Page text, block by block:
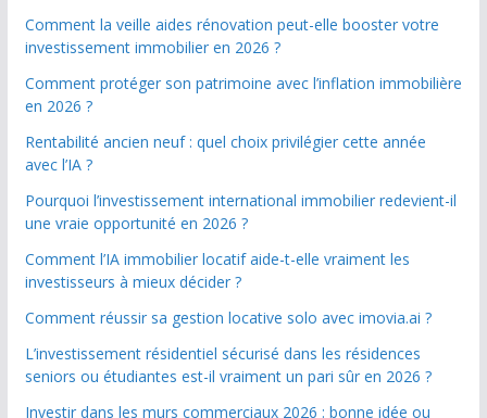
Comment la veille aides rénovation peut-elle booster votre
investissement immobilier en 2026 ?
Comment protéger son patrimoine avec l’inflation immobilière
en 2026 ?
Rentabilité ancien neuf : quel choix privilégier cette année
avec l’IA ?
Pourquoi l’investissement international immobilier redevient-il
une vraie opportunité en 2026 ?
Comment l’IA immobilier locatif aide-t-elle vraiment les
investisseurs à mieux décider ?
Comment réussir sa gestion locative solo avec imovia.ai ?
L’investissement résidentiel sécurisé dans les résidences
seniors ou étudiantes est-il vraiment un pari sûr en 2026 ?
Investir dans les murs commerciaux 2026 : bonne idée ou